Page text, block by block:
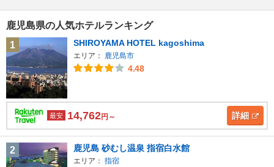
鹿児島県の人気ホテルランキング
1
SHIROYAMA HOTEL kagoshima
エリア： 鹿児島市
4.48
最安 14,762円～ 詳細
2 鹿児島 砂むし温泉 指宿白水館
エリア： 指宿